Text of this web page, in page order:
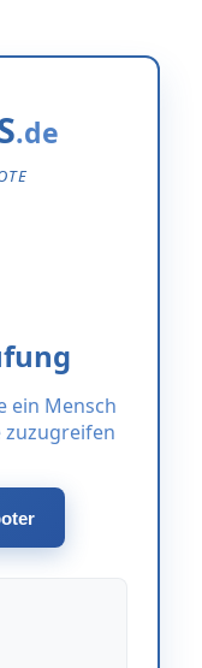
ein Mensch
zuzugreifen